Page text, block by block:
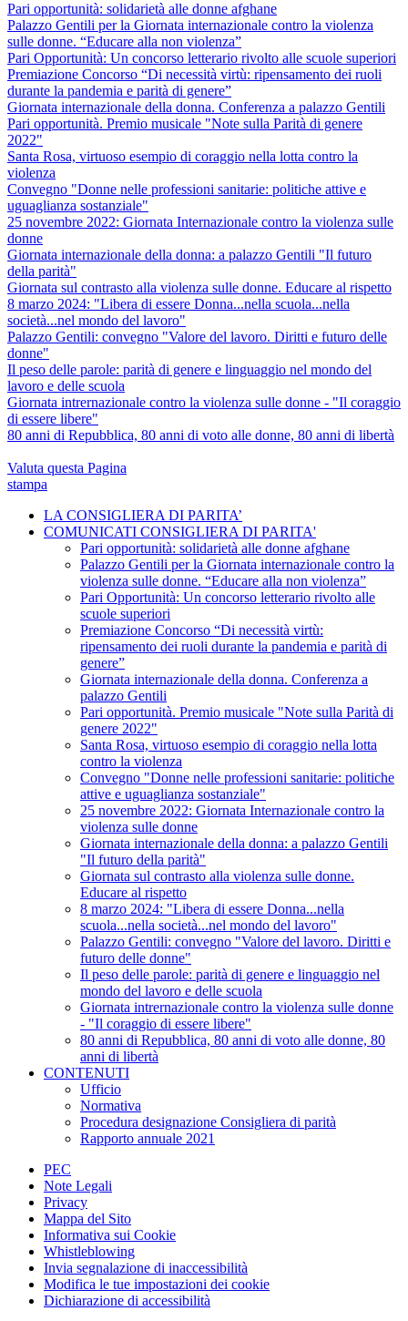
Pari opportunità: solidarietà alle donne afghane
Palazzo Gentili per la Giornata internazionale contro la violenza
sulle donne. “Educare alla non violenza”
Pari Opportunità: Un concorso letterario rivolto alle scuole superiori
Premiazione Concorso “Di necessità virtù: ripensamento dei ruoli
durante la pandemia e parità di genere”
Giornata internazionale della donna. Conferenza a palazzo Gentili
Pari opportunità. Premio musicale "Note sulla Parità di genere
2022"
Santa Rosa, virtuoso esempio di coraggio nella lotta contro la
violenza
Convegno "Donne nelle professioni sanitarie: politiche attive e
uguaglianza sostanziale"
25 novembre 2022: Giornata Internazionale contro la violenza sulle
donne
Giornata internazionale della donna: a palazzo Gentili "Il futuro
della parità"
Giornata sul contrasto alla violenza sulle donne. Educare al rispetto
8 marzo 2024: "Libera di essere Donna...nella scuola...nella
società...nel mondo del lavoro"
Palazzo Gentili: convegno "Valore del lavoro. Diritti e futuro delle
donne"
Il peso delle parole: parità di genere e linguaggio nel mondo del
lavoro e delle scuola
Giornata intrernazionale contro la violenza sulle donne - "Il coraggio
di essere libere"
80 anni di Repubblica, 80 anni di voto alle donne, 80 anni di libertà
Valuta questa Pagina
stampa
LA CONSIGLIERA DI PARITA’
COMUNICATI CONSIGLIERA DI PARITA'
Pari opportunità: solidarietà alle donne afghane
Palazzo Gentili per la Giornata internazionale contro la
violenza sulle donne. “Educare alla non violenza”
Pari Opportunità: Un concorso letterario rivolto alle
scuole superiori
Premiazione Concorso “Di necessità virtù:
ripensamento dei ruoli durante la pandemia e parità di
genere”
Giornata internazionale della donna. Conferenza a
palazzo Gentili
Pari opportunità. Premio musicale "Note sulla Parità di
genere 2022"
Santa Rosa, virtuoso esempio di coraggio nella lotta
contro la violenza
Convegno "Donne nelle professioni sanitarie: politiche
attive e uguaglianza sostanziale"
25 novembre 2022: Giornata Internazionale contro la
violenza sulle donne
Giornata internazionale della donna: a palazzo Gentili
"Il futuro della parità"
Giornata sul contrasto alla violenza sulle donne.
Educare al rispetto
8 marzo 2024: "Libera di essere Donna...nella
scuola...nella società...nel mondo del lavoro"
Palazzo Gentili: convegno "Valore del lavoro. Diritti e
futuro delle donne"
Il peso delle parole: parità di genere e linguaggio nel
mondo del lavoro e delle scuola
Giornata intrernazionale contro la violenza sulle donne
- "Il coraggio di essere libere"
80 anni di Repubblica, 80 anni di voto alle donne, 80
anni di libertà
CONTENUTI
Ufficio
Normativa
Procedura designazione Consigliera di parità
Rapporto annuale 2021
PEC
Note Legali
Privacy
Mappa del Sito
Informativa sui Cookie
Whistleblowing
Invia segnalazione di inaccessibilità
Modifica le tue impostazioni dei cookie
Dichiarazione di accessibilità